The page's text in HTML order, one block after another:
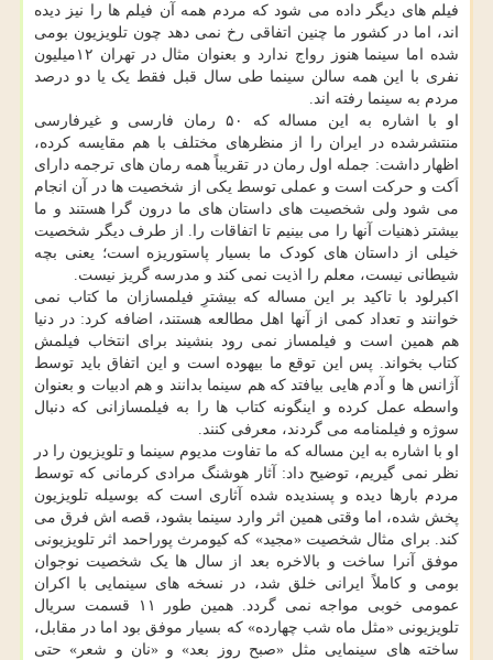
فیلم های دیگر داده می شود که مردم همه آن فیلم ها را نیز دیده
اند، اما در کشور ما چنین اتفاقی رخ نمی دهد چون تلویزیون بومی
شده اما سینما هنوز رواج ندارد و بعنوان مثال در تهران ۱۲میلیون
نفری با این همه سالن سینما طی سال قبل فقط یک یا دو درصد
مردم به سینما رفته اند.
او با اشاره به این مساله که ۵۰ رمان فارسی و غیرفارسی
منتشرشده در ایران را از منظرهای مختلف با هم مقایسه کرده،
اظهار داشت: جمله اول رمان در تقریباً همه رمان های ترجمه دارای
اَکت و حرکت است و عملی توسط یکی از شخصیت ها در آن انجام
می شود ولی شخصیت های داستان های ما درون گرا هستند و ما
بیشتر ذهنیات آنها را می بینیم تا اتفاقات را. از طرف دیگر شخصیت
خیلی از داستان های کودک ما بسیار پاستوریزه است؛ یعنی بچه
شیطانی نیست، معلم را اذیت نمی کند و مدرسه گریز نیست.
اکبرلود با تاکید بر این مساله که بیشترِ فیلمسازان ما کتاب نمی
خوانند و تعداد کمی از آنها اهل مطالعه هستند، اضافه کرد: در دنیا
هم همین است و فیلمساز نمی رود بنشیند برای انتخاب فیلمش
کتاب بخواند. پس این توقع ما بیهوده است و این اتفاق باید توسط
آژانس ها و آدم هایی بیافتد که هم سینما بدانند و هم ادبیات و بعنوان
واسطه عمل کرده و اینگونه کتاب ها را به فیلمسازانی که دنبال
سوژه و فیلمنامه می گردند، معرفی کنند.
او با اشاره به این مساله که ما تفاوت مدیوم سینما و تلویزیون را در
نظر نمی گیریم، توضیح داد: آثار هوشنگ مرادی کرمانی که توسط
مردم بارها دیده و پسندیده شده آثاری است که بوسیله تلویزیون
پخش شده، اما وقتی همین اثر وارد سینما بشود، قصه اش فرق می
کند. برای مثال شخصیت «مجید» که کیومرث پوراحمد اثر تلویزیونی
موفق آنرا ساخت و بالاخره بعد از سال ها یک شخصیت نوجوان
بومی و کاملاً ایرانی خلق شد، در نسخه های سینمایی با اکران
عمومی خوبی مواجه نمی گردد. همین طور ۱۱ قسمت سریال
تلویزیونی «مثل ماه شب چهارده» که بسیار موفق بود اما در مقابل،
ساخته های سینمایی مثل «صبح روز بعد» و «نان و شعر» حتی